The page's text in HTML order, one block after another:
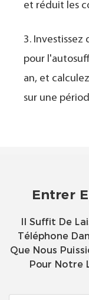
et réduit les
3.
pour
an, et
sur une
Entrer
Il Suffit De
Téléphone
Que Nous
Pour Notre